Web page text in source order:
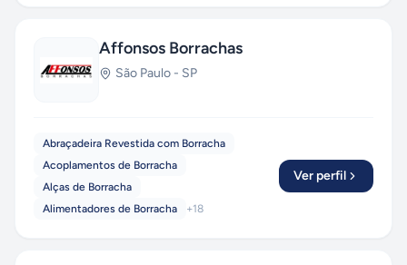
Affonsos Borrachas
São Paulo - SP
Abraçadeira Revestida com Borracha
Acoplamentos de Borracha
Alças de Borracha
Alimentadores de Borracha
+18
Ver perfil